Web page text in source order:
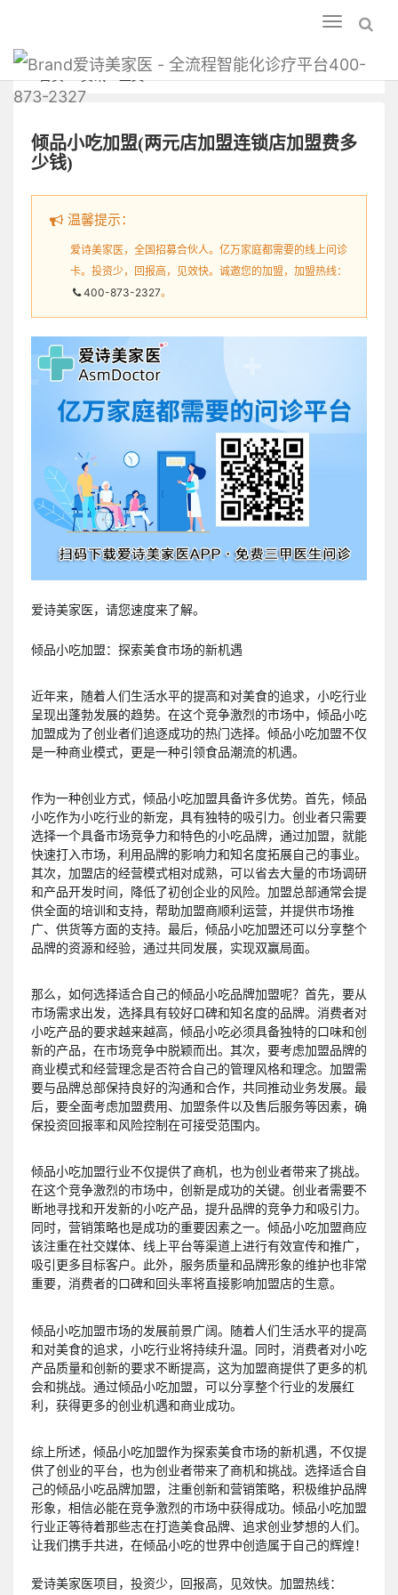
Toggle
navigation
爱诗美家医 - 全流程智能化诊疗平台400-
873-2327
首页 资讯 正文
倾品小吃加盟(两元店加盟连锁店加盟费多
少钱)
温馨提示：
爱诗美家医，全国招募合伙人。亿万家庭都需要的线上问诊
卡。投资少，回报高，见效快。诚邀您的加盟，加盟热线：
400-873-2327。
爱诗美家医，请您速度来了解。
倾品小吃加盟：探索美食市场的新机遇
近年来，随着人们生活水平的提高和对美食的追求，小吃行业
呈现出蓬勃发展的趋势。在这个竞争激烈的市场中，倾品小吃
加盟成为了创业者们追逐成功的热门选择。倾品小吃加盟不仅
是一种商业模式，更是一种引领食品潮流的机遇。
作为一种创业方式，倾品小吃加盟具备许多优势。首先，倾品
小吃作为小吃行业的新宠，具有独特的吸引力。创业者只需要
选择一个具备市场竞争力和特色的小吃品牌，通过加盟，就能
快速打入市场，利用品牌的影响力和知名度拓展自己的事业。
其次，加盟店的经营模式相对成熟，可以省去大量的市场调研
和产品开发时间，降低了初创企业的风险。加盟总部通常会提
供全面的培训和支持，帮助加盟商顺利运营，并提供市场推
广、供货等方面的支持。最后，倾品小吃加盟还可以分享整个
品牌的资源和经验，通过共同发展，实现双赢局面。
那么，如何选择适合自己的倾品小吃品牌加盟呢？首先，要从
市场需求出发，选择具有较好口碑和知名度的品牌。消费者对
小吃产品的要求越来越高，倾品小吃必须具备独特的口味和创
新的产品，在市场竞争中脱颖而出。其次，要考虑加盟品牌的
商业模式和经营理念是否符合自己的管理风格和理念。加盟需
要与品牌总部保持良好的沟通和合作，共同推动业务发展。最
后，要全面考虑加盟费用、加盟条件以及售后服务等因素，确
保投资回报率和风险控制在可接受范围内。
倾品小吃加盟行业不仅提供了商机，也为创业者带来了挑战。
在这个竞争激烈的市场中，创新是成功的关键。创业者需要不
断地寻找和开发新的小吃产品，提升品牌的竞争力和吸引力。
同时，营销策略也是成功的重要因素之一。倾品小吃加盟商应
该注重在社交媒体、线上平台等渠道上进行有效宣传和推广，
吸引更多目标客户。此外，服务质量和品牌形象的维护也非常
重要，消费者的口碑和回头率将直接影响加盟店的生意。
倾品小吃加盟市场的发展前景广阔。随着人们生活水平的提高
和对美食的追求，小吃行业将持续升温。同时，消费者对小吃
产品质量和创新的要求不断提高，这为加盟商提供了更多的机
会和挑战。通过倾品小吃加盟，可以分享整个行业的发展红
利，获得更多的创业机遇和商业成功。
综上所述，倾品小吃加盟作为探索美食市场的新机遇，不仅提
供了创业的平台，也为创业者带来了商机和挑战。选择适合自
己的倾品小吃品牌加盟，注重创新和营销策略，积极维护品牌
形象，相信必能在竞争激烈的市场中获得成功。倾品小吃加盟
行业正等待着那些志在打造美食品牌、追求创业梦想的人们。
让我们携手共进，在倾品小吃的世界中创造属于自己的辉煌！
爱诗美家医项目，投资少，回报高，见效快。加盟热线：